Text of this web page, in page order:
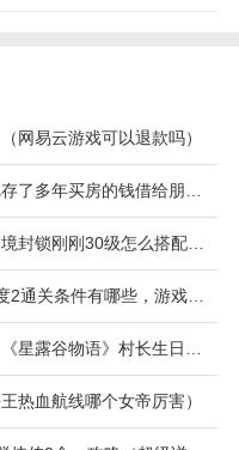
轻松体验更舒适的购
验，并享受任何舒适
能。
的感受到更好的使用
适的使用模式的简单
得更舒适更新的购物
网易云游戏可以退款吗）
只狼怎么存钱到钱袋（自己把存了多年买房的钱借给朋友周转，结果被骗了，朋友现在一直说没钱该怎么办）
全境封锁国土战略局装备（全境封锁刚刚30级怎么搭配装备好）
腐烂国度2医生同盟（腐烂国度2通关条件有哪些，游戏通关条件一览）
热血航线哪个女帝厉害）